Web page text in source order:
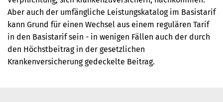
Aber auch der umfängliche Leistungskatalog im Basistarif
kann Grund für einen Wechsel aus einem regulären Tarif
in den Basistarif sein - in wenigen Fällen auch der durch
den Höchstbeitrag in der gesetzlichen
Krankenversicherung gedeckelte Beitrag.